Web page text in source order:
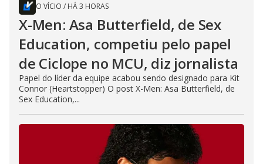
O VÍCIO / HÁ 3 HORAS
X-Men: Asa Butterfield, de Sex
Education, competiu pelo papel
de Ciclope no MCU, diz jornalista
Papel do líder da equipe acabou sendo designado para Kit
Connor (Heartstopper) O post X-Men: Asa Butterfield, de
Sex Education,...